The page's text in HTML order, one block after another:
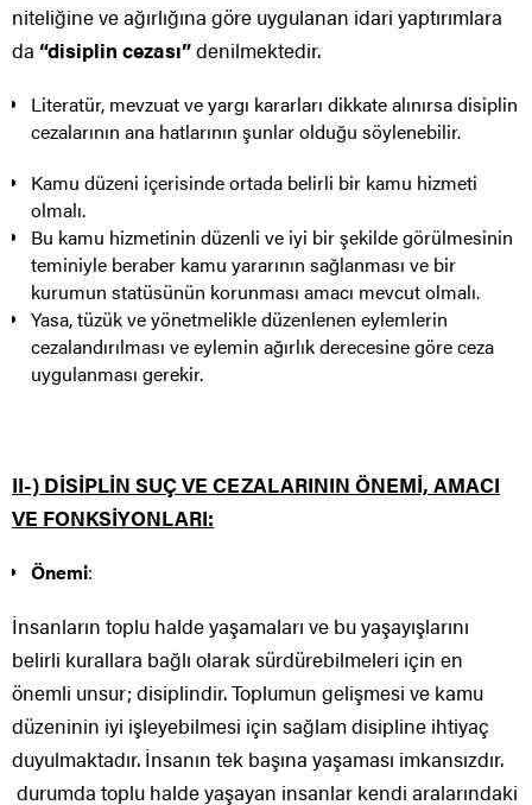
niteliğine ve ağırlığına göre uygulanan idari yaptırımlara
da “disiplin cezası”denilmektedir.
Literatür, mevzuat ve yargı kararları dikkate alınırsa disiplin
cezalarının ana hatlarının şunlar olduğu söylenebilir.
Kamu düzeni içerisinde ortada belirli bir kamu hizmeti
olmalı.
Bu kamu hizmetinin düzenli ve iyi bir şekilde görülmesinin
teminiyle beraber kamu yararının sağlanması ve bir
kurumun statüsünün korunması amacı mevcut olmalı.
Yasa, tüzük ve yönetmelikle düzenlenen eylemlerin
cezalandırılması ve eylemin ağırlık derecesine göre ceza
uygulanması gerekir.
II-) DİSİPLİN SUÇ VE CEZALARININ ÖNEMİ, AMACI
VE FONKSİYONLARI:
Önemi:
İnsanların toplu halde yaşamaları ve bu yaşayışlarını
belirli kurallara bağlı olarak sürdürebilmeleri için en
önemli unsur; disiplindir. Toplumun gelişmesi ve kamu
düzeninin iyi işleyebilmesi için sağlam disipline ihtiyaç
duyulmaktadır. İnsanın tek başına yaşaması imkansızdır.
durumda toplu halde yaşayan insanlar kendi aralarındaki